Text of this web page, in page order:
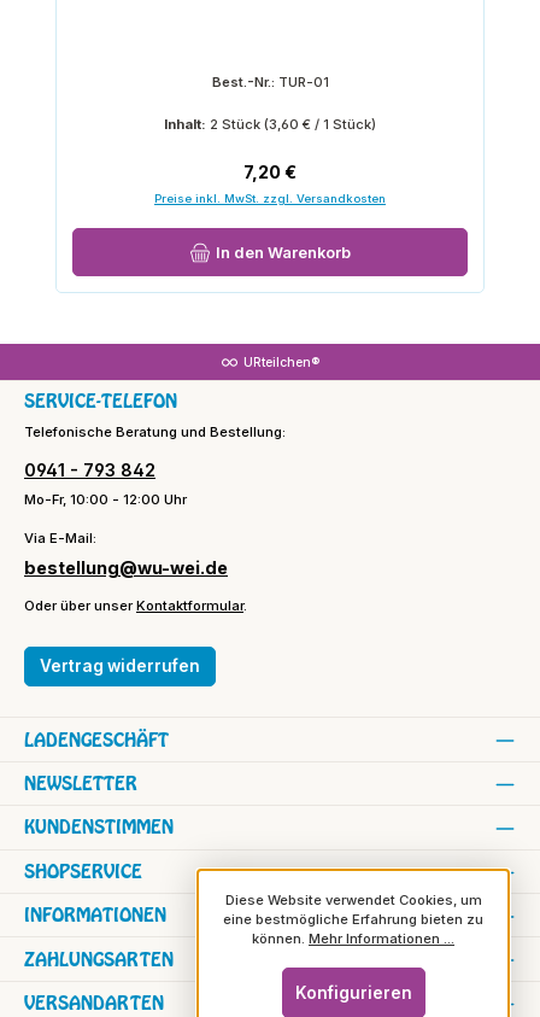
Best.-Nr.: TUR-01
Inhalt: 2 Stück (3,60 € / 1 Stück)
Regulärer Preis:
7,20 €
Preise inkl. MwSt. zzgl. Versandkosten
In den Warenkorb
URteilchen®
SERVICE-TELEFON
Telefonische Beratung und Bestellung:
0941 - 793 842
Mo-Fr, 10:00 - 12:00 Uhr
Via E-Mail:
bestellung@wu-wei.de
Oder über unserKontaktformular.
Vertrag widerrufen
SHOPSERVICE
INFORMATIONEN
NEWSLETTER
KUNDENSTIMMEN
LADENGESCHÄFT
ZAHLUNGSARTEN
VERSANDARTEN
Diese Website verwendet Cookies, um
eine bestmögliche Erfahrung bieten zu
können. Mehr Informationen ...
Konfigurieren